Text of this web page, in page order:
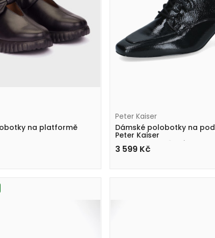
na platformě
Peter Kaiser
Dámské polobotky na
Peter Kaiser
9-73304-47 017 černé
3 599 Kč